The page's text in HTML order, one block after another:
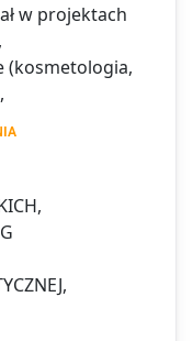
w projektach
(kosmetologia,